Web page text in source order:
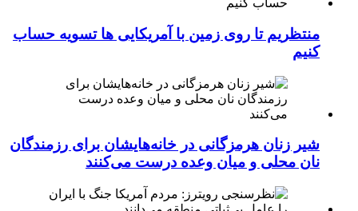
منتظریم تا روی زمین با آمریکایی ها تسویه حساب
کنیم
شیر زنان هرمزگانی در خانه‌هایشان برای رزمندگان
نان محلی و میان وعده درست می‌کنند